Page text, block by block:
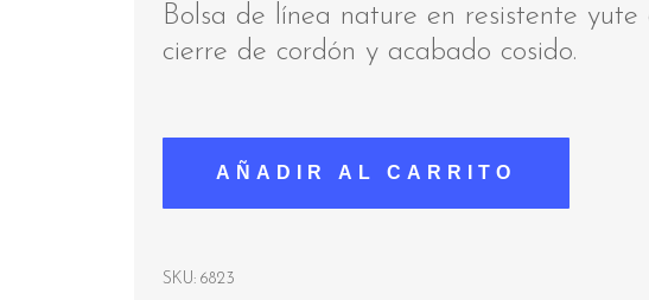
Bolsa de línea nature en resistente
cierre de cordón y acabado cosido.
AÑADIR AL CARRITO
SKU: 6823